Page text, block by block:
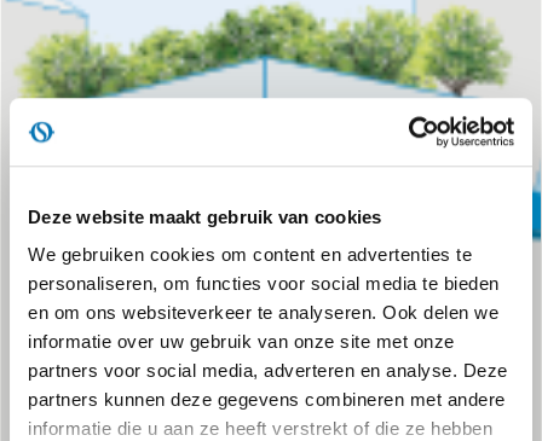
Deze website maakt gebruik van cookies
We gebruiken cookies om content en advertenties te
personaliseren, om functies voor social media te bieden
en om ons websiteverkeer te analyseren. Ook delen we
informatie over uw gebruik van onze site met onze
partners voor social media, adverteren en analyse. Deze
partners kunnen deze gegevens combineren met andere
informatie die u aan ze heeft verstrekt of die ze hebben